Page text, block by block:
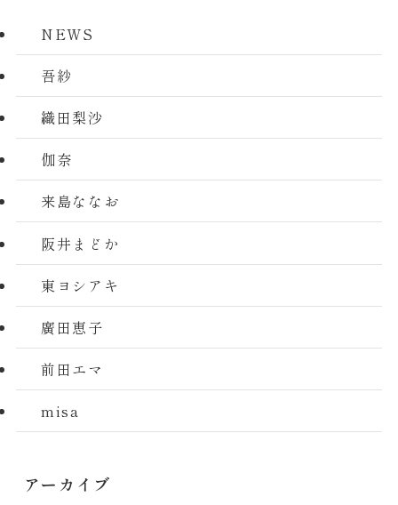
NEWS
吾紗
織田梨沙
伽奈
来島ななお
阪井まどか
東ヨシアキ
廣田恵子
前田エマ
misa
アーカイブ